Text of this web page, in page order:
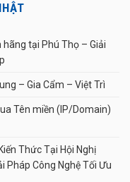
tại Phú Thọ – Giải
– Gia Cẩm – Việt Trì
Tên miền (IP/Domain)
Thức Tại Hội Nghị
Pháp Công Nghệ Tối Ưu